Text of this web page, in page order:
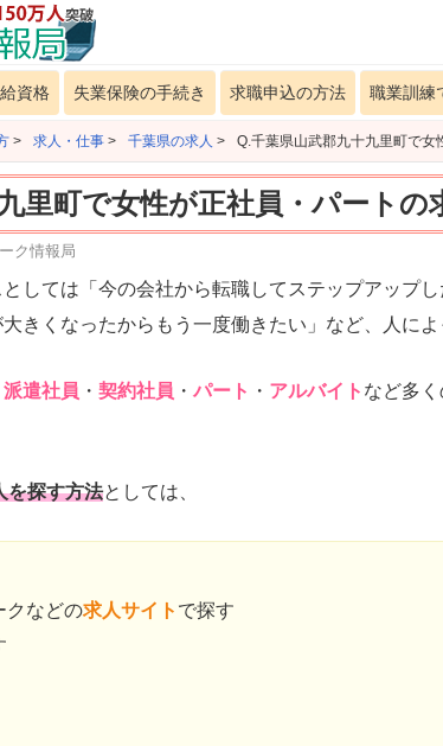
資格 失業保険の手続き 求職申込の方法 職業訓練
> 求人・仕事 > 千葉県の求人 > Q.千葉県山武郡九十九里町で女
里町で女性が正社員・パートの
ク情報局
しては「今の会社から転職してステップアップ
きくなったからもう一度働きたい」など、人によ
派遣社員 ・ 契約社員 ・ パート ・ アルバイト など多
を探す方法としては、
クなどの求人サイト で探す